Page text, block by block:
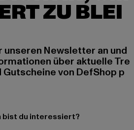
ZU BLEI
unseren Newsletter an und
über aktuelle Tre
Gutscheine von DefShop p
bist du interessiert?